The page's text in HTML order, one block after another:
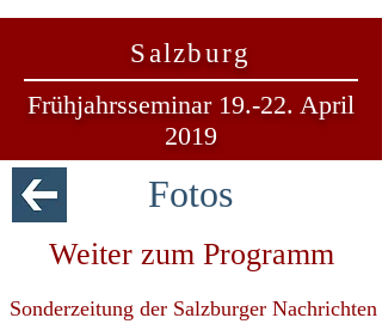
Salzburg
Frühjahrsseminar 19.-22. April
2019
Fotos
Weiter zum Programm
Sonderzeitung der Salzburger Nachrichten